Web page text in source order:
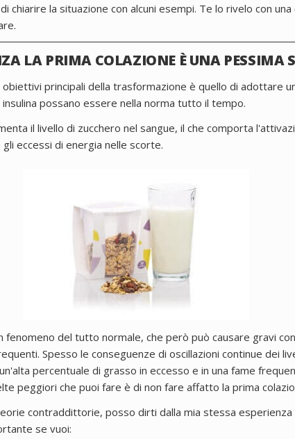
chiarire la situazione con alcuni esempi. Te lo rivelo con
LA PRIMA COLAZIONE È UNA PESSIMA
principali della trasformazione è quello di adottare
possano essere nella norma tutto il tempo.
il livello di zucchero nel sangue, il che comporta
gli eccessi di energia nelle scorte.
fenomeno del tutto normale, che però può causare gravi
Spesso le conseguenze di oscillazioni continue dei
percentuale di grasso in eccesso e in una fame
peggiori che puoi fare è di non fare affatto la prima
contraddittorie, posso dirti dalla mia stessa esperienza
se vuoi: